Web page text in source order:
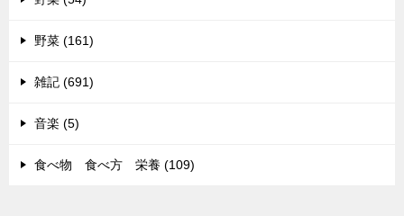
野菜 (161)
雑記 (691)
音楽 (5)
食べ物 食べ方 栄養 (109)